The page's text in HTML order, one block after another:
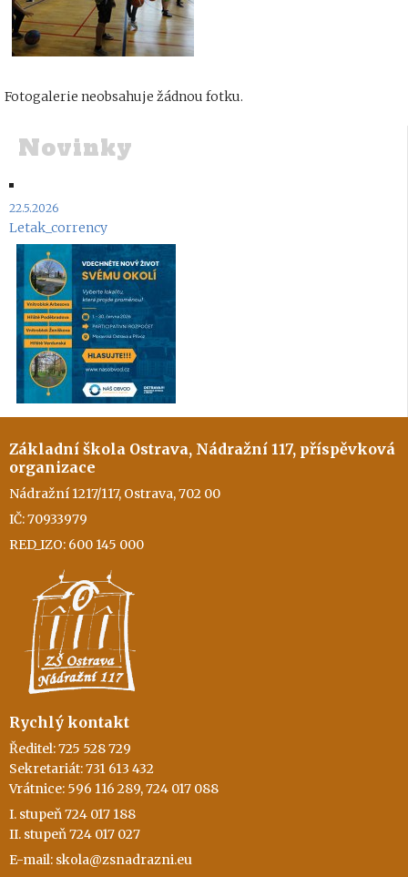
Fotogalerie neobsahuje žádnou fotku.
Novinky
22.5.2026
Letak_corrency
Základní škola Ostrava, Nádražní 117, příspěvková
organizace
Nádražní 1217/117, Ostrava, 702 00
IČ: 70933979
RED_IZO: 600 145 000
Rychlý kontakt
Ředitel: 725 528 729
Sekretariát: 731 613 432
Vrátnice: 596 116 289, 724 017 088
I. stupeň 724 017 188
II. stupeň 724 017 027
E-mail: skola@zsnadrazni.eu